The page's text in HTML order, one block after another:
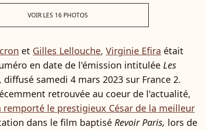
VOIR LES 16 PHOTOS
et Gilles Lellouche, Virginie Efira était
en date de l'émission intitulée Les
, diffusé samedi 4 mars 2023 sur France 2.
retrouvée au coeur de l'actualité,
remporté le prestigieux César de la meilleur
dans le film baptisé Revoir Paris, lors de